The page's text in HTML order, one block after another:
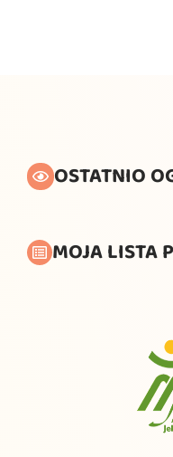
OSTATNIO
MOJA LISTA